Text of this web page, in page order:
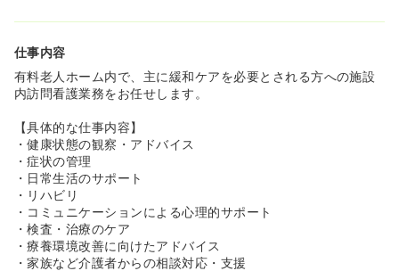
≪専門性を高めつつ看護に専念できます≫
剤薬局との連携を強めています。実際に施設内に調剤薬局
を併設している施設もあります。煩雑な薬剤・麻薬管理を
一元化、スギ薬局にて対応しているため、看護師は服薬管
る環境です。
◆ELNEC-Jの指導者資格を持つスタッフが10名程度在籍
しており、終末期ケアの知識を高いレベルで学ぶことがで
きます。研修費用は会社が全額負担するため、自己負担な
くスキルアップが可能です。
≪「家」のような温もりのある施設です≫
◆代表が建設業界出身ということもあり、内装には木の温
もりを取り入れたアットホームなデザインを採用していま
仕事内容
有料老人ホーム内で、主に緩和ケアを必要とされる方への施設
内訪問看護業務をお任せします。
【具体的な仕事内容】
・健康状態の観察・アドバイス
・症状の管理
・日常生活のサポート
・リハビリ
・コミュニケーションによる心理的サポート
・検査・治療のケア
・療養環境改善に向けたアドバイス
・家族など介護者からの相談対応・支援